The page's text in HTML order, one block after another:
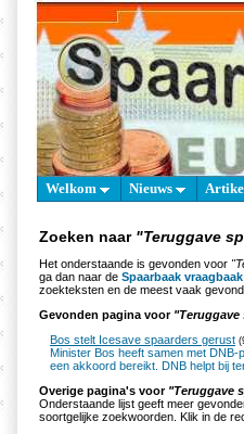
Welkom Nieuws
Zoeken naar "Teruggave
Het onderstaande is gevonden voor
ga dan naar de Spaarbaak vraagbaak
zoekteksten en de meest vaak
Gevonden pagina voor "Teruggave
Bos stelt Icesave spaarders gerust
Minister Bos heeft samen met
een akkoord bereikt. DNB helpt bij
Overige pagina's voor "Teruggave
Onderstaande lijst geeft meer
soortgelijke zoekwoorden. Klik in de